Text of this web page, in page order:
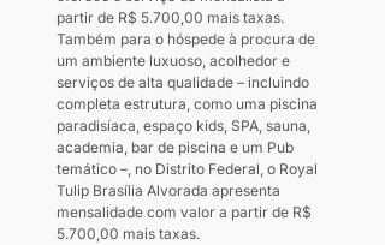
partir de R$ 5.700,00 mais taxas.
Também para o hóspede à procura de
um ambiente luxuoso, acolhedor e
serviços de alta qualidade – incluindo
completa estrutura, como uma piscina
paradisíaca, espaço kids, SPA, sauna,
academia, bar de piscina e um Pub
temático –, no Distrito Federal, o Royal
Tulip Brasília Alvorada apresenta
mensalidade com valor a partir de R$
5.700,00 mais taxas.